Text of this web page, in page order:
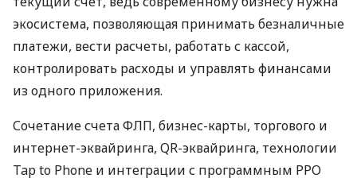
экосистема, позволяющая принимать безналичные
платежи, вести расчеты, работать с кассой,
контролировать расходы и управлять финансами
из одного приложения.
Сочетание счета ФЛП, бизнес-карты, торгового и
интернет-эквайринга, QR-эквайринга, технологии
Tap to Phone и интеграции с программным РРО